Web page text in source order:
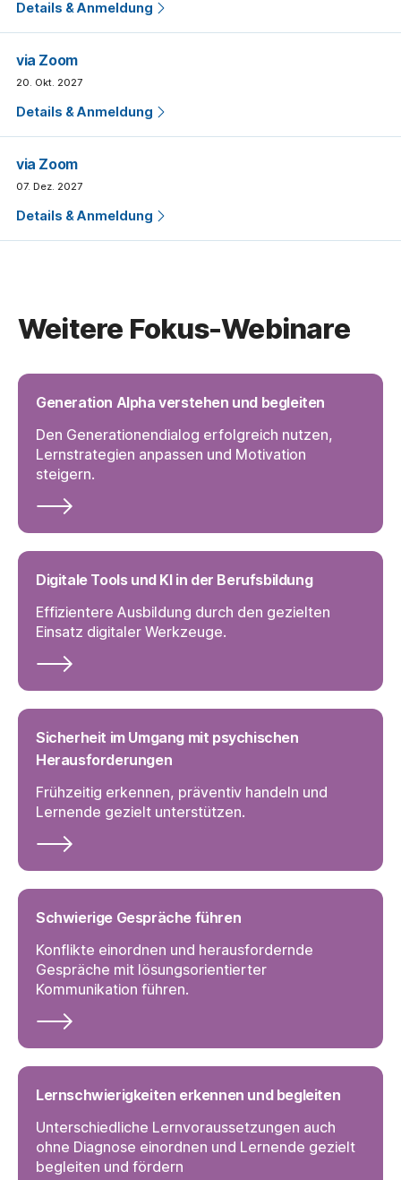
Details & Anmeldung
via Zoom
20. Okt. 2027
Details & Anmeldung
via Zoom
07. Dez. 2027
Details & Anmeldung
Weitere Fokus-Webinare
Generation Alpha verstehen und begleiten
Den Generationendialog erfolgreich nutzen,
Lernstrategien anpassen und Motivation
steigern.
Digitale Tools und KI in der Berufsbildung
Effizientere Ausbildung durch den gezielten
Einsatz digitaler Werkzeuge.
Sicherheit im Umgang mit psychischen
Herausforderungen
Frühzeitig erkennen, präventiv handeln und
Lernende gezielt unterstützen.
Schwierige Gespräche führen
Konflikte einordnen und herausfordernde
Gespräche mit lösungsorientierter
Kommunikation führen.
Lernschwierigkeiten erkennen und begleiten
Unterschiedliche Lernvoraussetzungen auch
ohne Diagnose einordnen und Lernende gezielt
begleiten und fördern